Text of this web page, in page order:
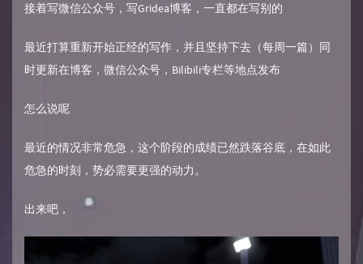
接着写微信公众号，写Gridea博客，一直都在写别的
最近打算重新开始正经的写作，并且坚持下去（每周一篇）同
时更新在博客，微信公众号，Bilibili专栏等地点发布
怎么说呢
最近的情况非常危急，这个阶段的成绩已然跌落谷底，在如此
危急的时刻，势必需要更强的动力。
出来吧，